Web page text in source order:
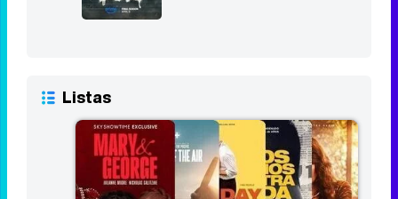
2019 - Act
8,0